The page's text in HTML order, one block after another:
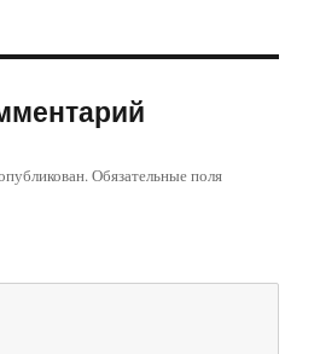
Обязательные поля